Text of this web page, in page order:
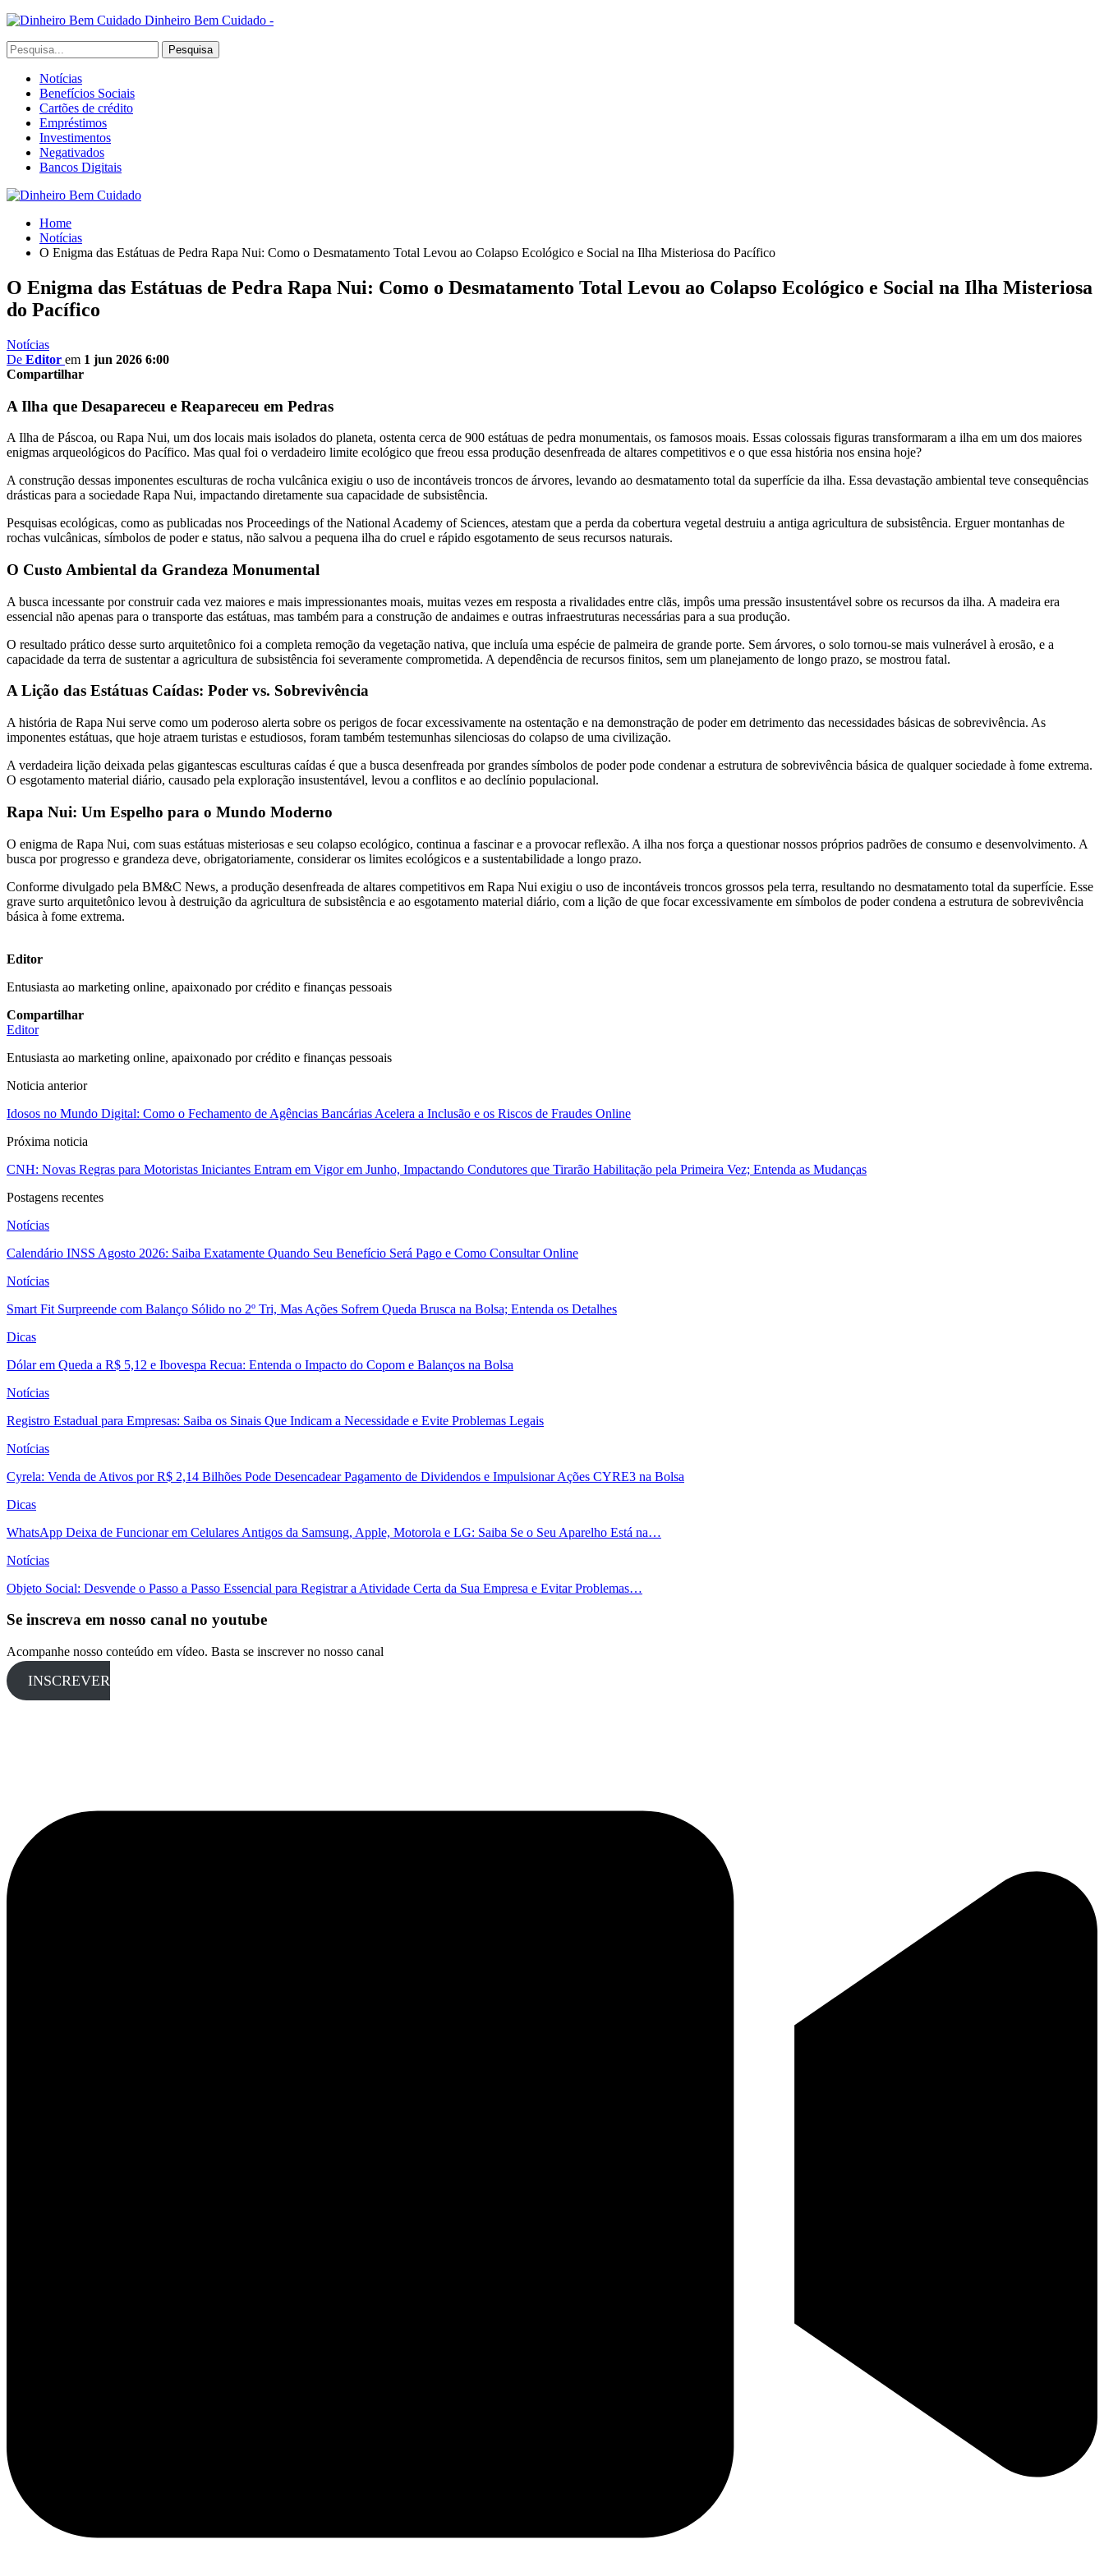
Dinheiro Bem Cuidado -
Notícias
Benefícios Sociais
Cartões de crédito
Empréstimos
Investimentos
Negativados
Bancos Digitais
Home
Notícias
O Enigma das Estátuas de Pedra Rapa Nui: Como o Desmatamento Total Levou ao Colapso Ecológico e Social na Ilha Misteriosa do Pacífico
O Enigma das Estátuas de Pedra Rapa Nui: Como o Desmatamento Total Levou ao Colapso Ecológico e Social na Ilha Misteriosa
do Pacífico
Notícias
De Editor em 1 jun 2026 6:00
Compartilhar
A Ilha que Desapareceu e Reapareceu em Pedras
A Ilha de Páscoa, ou Rapa Nui, um dos locais mais isolados do planeta, ostenta cerca de 900 estátuas de pedra monumentais, os famosos moais. Essas colossais figuras transformaram a ilha em um dos maiores
enigmas arqueológicos do Pacífico. Mas qual foi o verdadeiro limite ecológico que freou essa produção desenfreada de altares competitivos e o que essa história nos ensina hoje?
A construção dessas imponentes esculturas de rocha vulcânica exigiu o uso de incontáveis troncos de árvores, levando ao desmatamento total da superfície da ilha. Essa devastação ambiental teve consequências
drásticas para a sociedade Rapa Nui, impactando diretamente sua capacidade de subsistência.
Pesquisas ecológicas, como as publicadas nos Proceedings of the National Academy of Sciences, atestam que a perda da cobertura vegetal destruiu a antiga agricultura de subsistência. Erguer montanhas de
rochas vulcânicas, símbolos de poder e status, não salvou a pequena ilha do cruel e rápido esgotamento de seus recursos naturais.
O Custo Ambiental da Grandeza Monumental
A busca incessante por construir cada vez maiores e mais impressionantes moais, muitas vezes em resposta a rivalidades entre clãs, impôs uma pressão insustentável sobre os recursos da ilha. A madeira era
essencial não apenas para o transporte das estátuas, mas também para a construção de andaimes e outras infraestruturas necessárias para a sua produção.
O resultado prático desse surto arquitetônico foi a completa remoção da vegetação nativa, que incluía uma espécie de palmeira de grande porte. Sem árvores, o solo tornou-se mais vulnerável à erosão, e a
capacidade da terra de sustentar a agricultura de subsistência foi severamente comprometida. A dependência de recursos finitos, sem um planejamento de longo prazo, se mostrou fatal.
A Lição das Estátuas Caídas: Poder vs. Sobrevivência
A história de Rapa Nui serve como um poderoso alerta sobre os perigos de focar excessivamente na ostentação e na demonstração de poder em detrimento das necessidades básicas de sobrevivência. As
imponentes estátuas, que hoje atraem turistas e estudiosos, foram também testemunhas silenciosas do colapso de uma civilização.
A verdadeira lição deixada pelas gigantescas esculturas caídas é que a busca desenfreada por grandes símbolos de poder pode condenar a estrutura de sobrevivência básica de qualquer sociedade à fome extrema.
O esgotamento material diário, causado pela exploração insustentável, levou a conflitos e ao declínio populacional.
Rapa Nui: Um Espelho para o Mundo Moderno
O enigma de Rapa Nui, com suas estátuas misteriosas e seu colapso ecológico, continua a fascinar e a provocar reflexão. A ilha nos força a questionar nossos próprios padrões de consumo e desenvolvimento. A
busca por progresso e grandeza deve, obrigatoriamente, considerar os limites ecológicos e a sustentabilidade a longo prazo.
Conforme divulgado pela BM&C News, a produção desenfreada de altares competitivos em Rapa Nui exigiu o uso de incontáveis troncos grossos pela terra, resultando no desmatamento total da superfície. Esse
grave surto arquitetônico levou à destruição da agricultura de subsistência e ao esgotamento material diário, com a lição de que focar excessivamente em símbolos de poder condena a estrutura de sobrevivência
básica à fome extrema.
Editor
Entusiasta ao marketing online, apaixonado por crédito e finanças pessoais
Compartilhar
Editor
Entusiasta ao marketing online, apaixonado por crédito e finanças pessoais
Noticia anterior
Idosos no Mundo Digital: Como o Fechamento de Agências Bancárias Acelera a Inclusão e os Riscos de Fraudes Online
Próxima noticia
CNH: Novas Regras para Motoristas Iniciantes Entram em Vigor em Junho, Impactando Condutores que Tirarão Habilitação pela Primeira Vez; Entenda as Mudanças
Postagens recentes
Notícias
Calendário INSS Agosto 2026: Saiba Exatamente Quando Seu Benefício Será Pago e Como Consultar Online
Notícias
Smart Fit Surpreende com Balanço Sólido no 2º Tri, Mas Ações Sofrem Queda Brusca na Bolsa; Entenda os Detalhes
Dicas
Dólar em Queda a R$ 5,12 e Ibovespa Recua: Entenda o Impacto do Copom e Balanços na Bolsa
Notícias
Registro Estadual para Empresas: Saiba os Sinais Que Indicam a Necessidade e Evite Problemas Legais
Notícias
Cyrela: Venda de Ativos por R$ 2,14 Bilhões Pode Desencadear Pagamento de Dividendos e Impulsionar Ações CYRE3 na Bolsa
Dicas
WhatsApp Deixa de Funcionar em Celulares Antigos da Samsung, Apple, Motorola e LG: Saiba Se o Seu Aparelho Está na…
Notícias
Objeto Social: Desvende o Passo a Passo Essencial para Registrar a Atividade Certa da Sua Empresa e Evitar Problemas…
Se inscreva em nosso canal no youtube
Acompanhe nosso conteúdo em vídeo. Basta se inscrever no nosso canal
INSCREVER